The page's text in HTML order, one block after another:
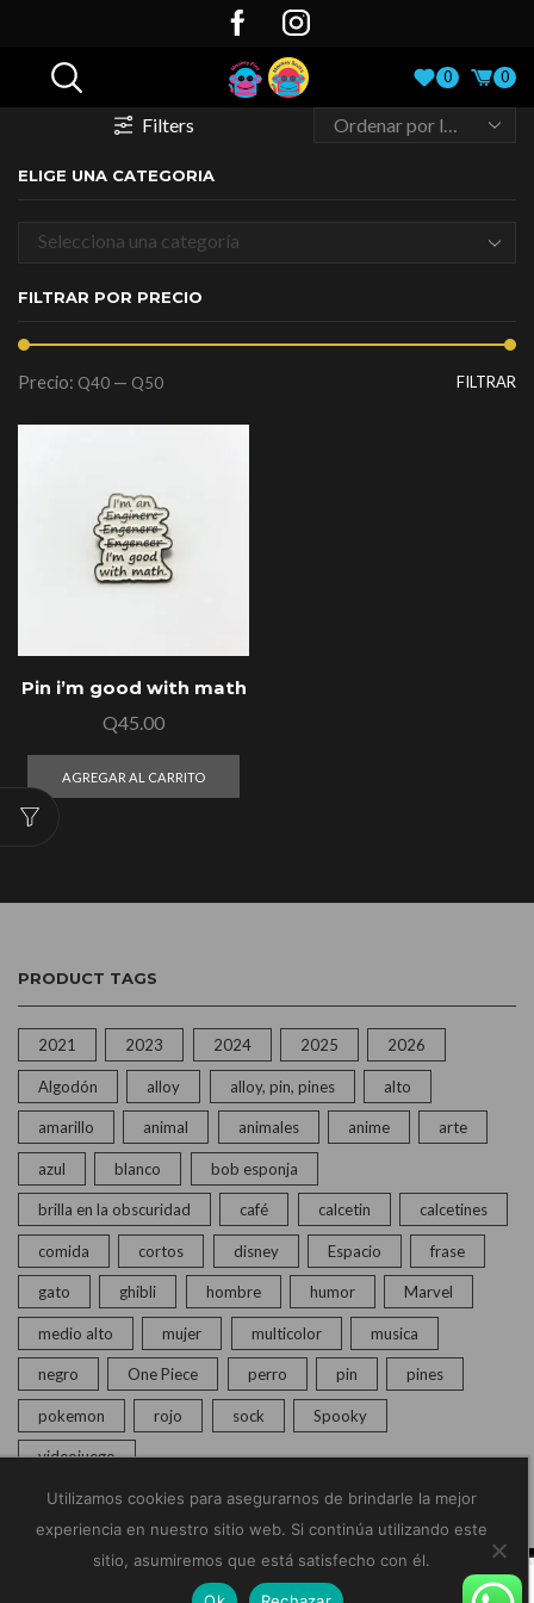
0 0
Filters
ELIGE UNA CATEGORIA
Selecciona una categoría
FILTRAR POR PRECIO
FILTRAR
Precio: Q40 — Q50
Pin i’m good with math
Q45.00
AGREGAR AL CARRITO
PRODUCT TAGS
2021 2023 2024 2025 2026
Algodón alloy alloy, pin, pines alto
amarillo animal animales anime arte
azul blanco bob esponja
brilla en la obscuridad café calcetin calcetines
comida cortos disney Espacio frase
gato ghibli hombre humor Marvel
medio alto mujer multicolor musica
negro One Piece perro pin pines
pokemon rojo sock Spooky
videojuego
© Copyright 2020 – 2025 | Monkey Socks | Todos los
Utilizamos cookies para asegurarnos de brindarle la mejor
experiencia en nuestro sitio web. Si continúa utilizando este
sitio, asumiremos que está satisfecho con él.